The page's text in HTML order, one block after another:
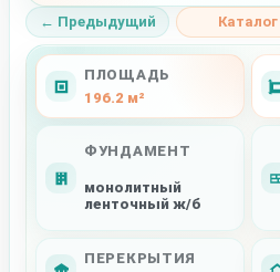
← Предыдущий Каталог
ПЛОЩАДЬ
196.2 м²
ФУНДАМЕНТ
монолитный
ленточный ж/б
ПЕРЕКРЫТИЯ